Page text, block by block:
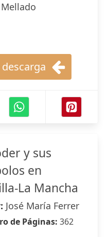
y sus
en
La Mancha
José María Ferrer
de Páginas: 362